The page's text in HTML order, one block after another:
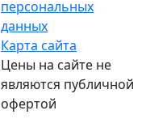
персональных
данных
Карта сайта
Цены на сайте не
являются публичной
офертой